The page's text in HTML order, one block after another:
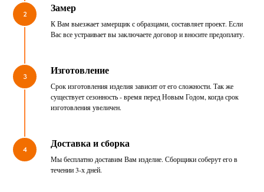
2 Замер
К Вам выезжает замерщик с образцами, составляет проект. Если
Вас все устраивает вы заключаете договор и вносите предоплату.
3 Изготовление
Срок изготовления изделия зависит от его сложности. Так же
существует сезонность - время перед Новым Годом, когда срок
изготовления увеличен.
4 Доставка и сборка
Мы бесплатно доставим Вам изделие. Сборщики соберут его в
течении 3-х дней.